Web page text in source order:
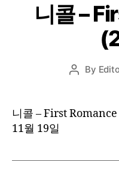
니콜 –
Post
By
니콜 – First
11월 19일